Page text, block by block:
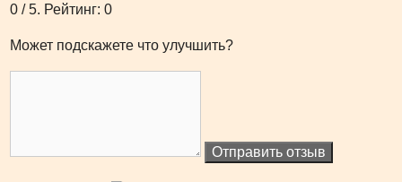
0 / 5. Рейтинг: 0
Может подскажете что улучшить?
Отправить отзыв